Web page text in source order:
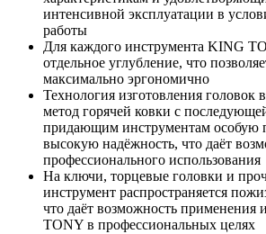
интенсивной эксплуатации в
работы
Для каждого инструмента KING
отдельное углубление, что
максимально эргономично
Технология изготовления головок
метод горячей ковки с
придающим инструментам особую
высокую надёжность, что даёт
профессионального использования
На ключи, торцевые головки и
инструмент распространяется
что даёт возможность применения
TONY в профессиональных целях